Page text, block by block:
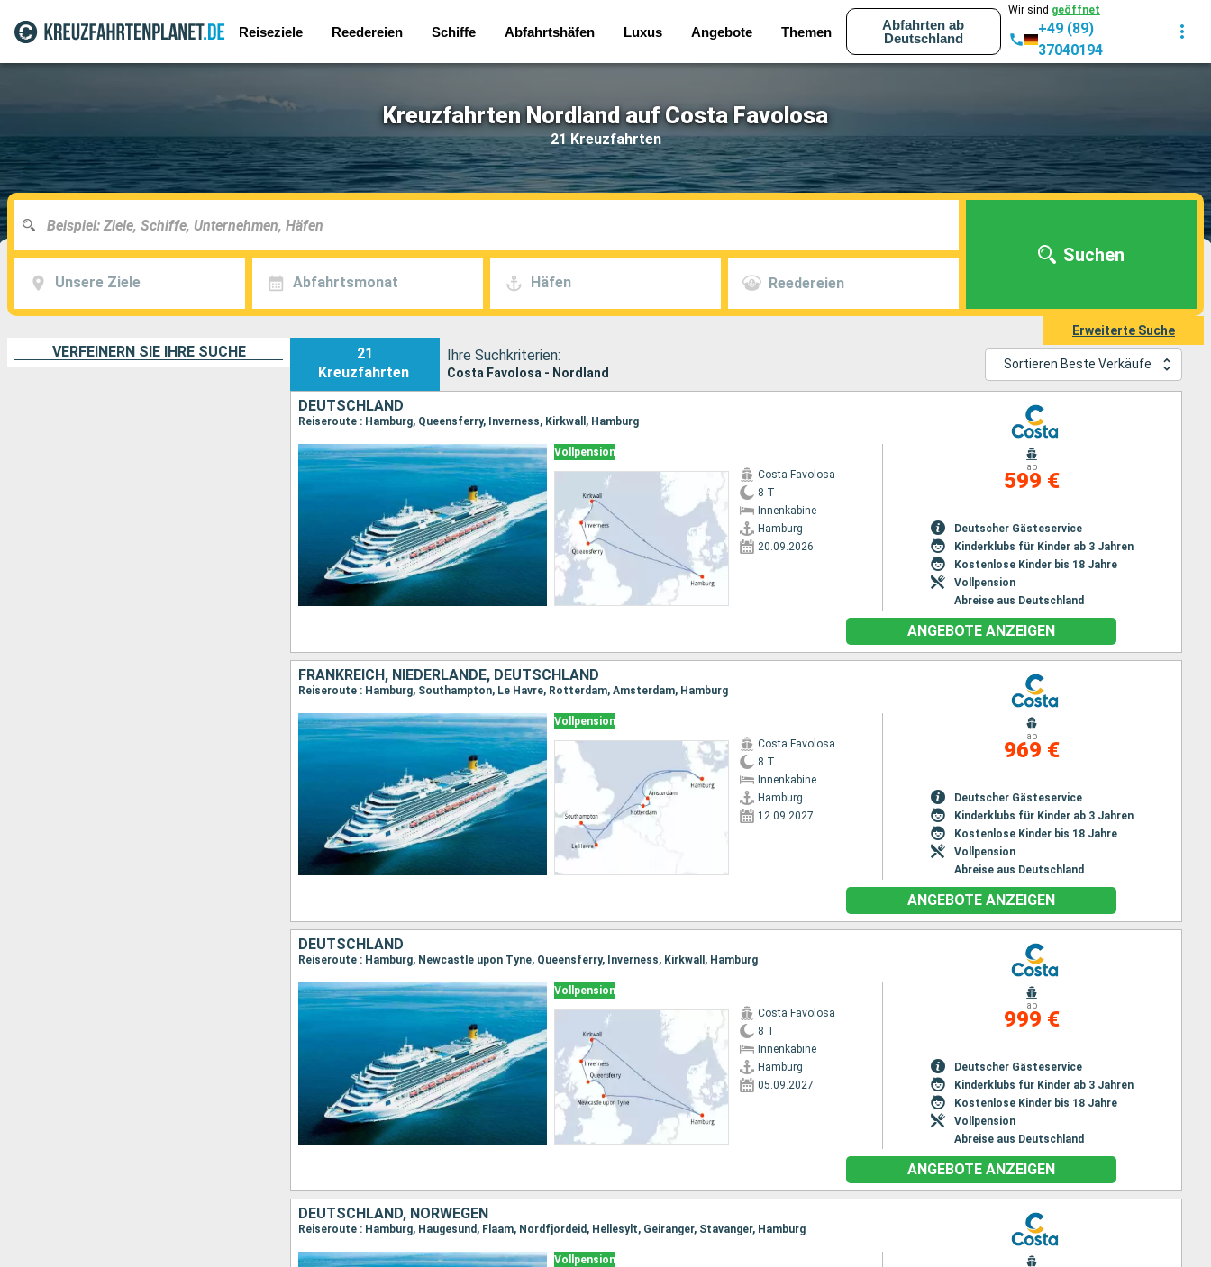
Reiseziele Reedereien Schiffe Abfahrtshäfen Luxus Angebote Themen
Abfahrten ab
Deutschland
Wir sind geöffnet
+49 (89)
37040194
Kreuzfahrten Nordland auf Costa Favolosa
21 Kreuzfahrten
Unsere Ziele Abfahrtsmonat Häfen Reedereien
Suchen
Erweiterte Suche
VERFEINERN SIE IHRE SUCHE
21
Kreuzfahrten
Ihre Suchkriterien:
Costa Favolosa - Nordland
Sortieren Beste Verkäufe
DEUTSCHLAND
Reiseroute : Hamburg, Queensferry, Inverness, Kirkwall, Hamburg
Vollpension
Costa Favolosa
8 T
Innenkabine
Hamburg
20.09.2026
ab
599 €
Deutscher Gästeservice
Kinderklubs für Kinder ab 3 Jahren
Kostenlose Kinder bis 18 Jahre
Vollpension
Abreise aus Deutschland
ANGEBOTE ANZEIGEN
FRANKREICH, NIEDERLANDE, DEUTSCHLAND
Reiseroute : Hamburg, Southampton, Le Havre, Rotterdam, Amsterdam, Hamburg
Vollpension
Costa Favolosa
8 T
Innenkabine
Hamburg
12.09.2027
ab
969 €
Deutscher Gästeservice
Kinderklubs für Kinder ab 3 Jahren
Kostenlose Kinder bis 18 Jahre
Vollpension
Abreise aus Deutschland
ANGEBOTE ANZEIGEN
DEUTSCHLAND
Reiseroute : Hamburg, Newcastle upon Tyne, Queensferry, Inverness, Kirkwall, Hamburg
Vollpension
Costa Favolosa
8 T
Innenkabine
Hamburg
05.09.2027
ab
999 €
Deutscher Gästeservice
Kinderklubs für Kinder ab 3 Jahren
Kostenlose Kinder bis 18 Jahre
Vollpension
Abreise aus Deutschland
ANGEBOTE ANZEIGEN
DEUTSCHLAND, NORWEGEN
Reiseroute : Hamburg, Haugesund, Flaam, Nordfjordeid, Hellesylt, Geiranger, Stavanger, Hamburg
Vollpension